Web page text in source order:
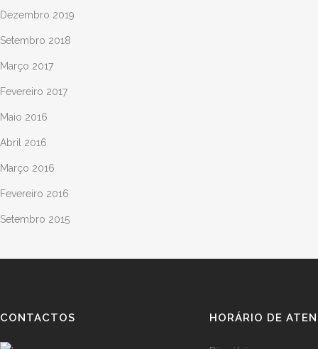
Dezembro 2019
Setembro 2018
Março 2017
Fevereiro 2017
Maio 2016
Abril 2016
Março 2016
Fevereiro 2016
Setembro 2015
CONTACTOS HORÁRIO DE